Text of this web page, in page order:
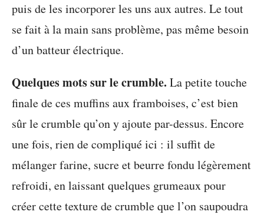
puis de les incorporer les uns aux autres. Le tout
se fait à la main sans problème, pas même besoin
d’un batteur électrique.
Quelques mots sur le crumble. La petite touche
finale de ces muffins aux framboises, c’est bien
sûr le crumble qu’on y ajoute par-dessus. Encore
une fois, rien de compliqué ici : il suffit de
mélanger farine, sucre et beurre fondu légèrement
refroidi, en laissant quelques grumeaux pour
créer cette texture de crumble que l’on saupoudra